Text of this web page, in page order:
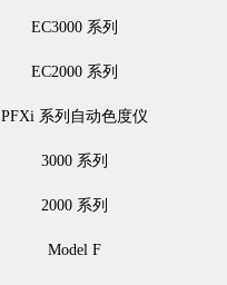
EC3000 系列
EC2000 系列
PFXi 系列自动色度仪
3000 系列
2000 系列
Model F